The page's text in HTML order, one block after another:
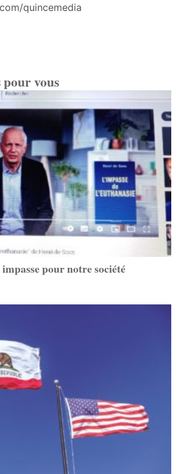
quincemedia
pour vous
pour notre société